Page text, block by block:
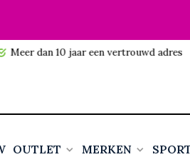
dan 10 jaar een vertrouwd adres
OUTLET MERKEN